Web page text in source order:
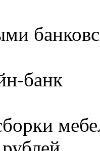
банк